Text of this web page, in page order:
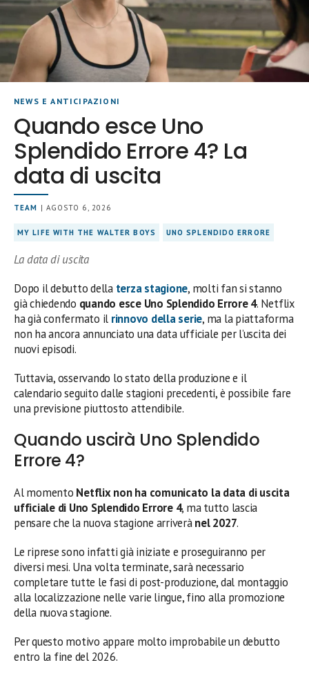
NEWS E ANTICIPAZIONI
Quando esce Uno
Splendido Errore 4? La
data di uscita
TEAM | AGOSTO 6, 2026
MY LIFE WITH THE WALTER BOYS UNO SPLENDIDO ERRORE
La data di uscita
Dopo il debutto della terza stagione, molti fan si stanno
già chiedendo quando esce Uno Splendido Errore 4. Netflix
ha già confermato il rinnovo della serie, ma la piattaforma
non ha ancora annunciato una data ufficiale per l’uscita dei
nuovi episodi.
Tuttavia, osservando lo stato della produzione e il
calendario seguito dalle stagioni precedenti, è possibile fare
una previsione piuttosto attendibile.
Quando uscirà Uno Splendido
Errore 4?
Al momento Netflix non ha comunicato la data di uscita
ufficiale di Uno Splendido Errore 4, ma tutto lascia
pensare che la nuova stagione arriverànel 2027.
Le riprese sono infatti già iniziate e proseguiranno per
diversi mesi. Una volta terminate, sarà necessario
completare tutte le fasi di post-produzione, dal montaggio
alla localizzazione nelle varie lingue, fino alla promozione
della nuova stagione.
Per questo motivo appare molto improbabile un debutto
entro la fine del 2026.